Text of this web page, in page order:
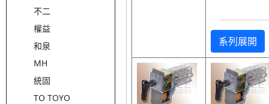
不二
權益
和泉
MH
統固
TO TOYO
系列展開